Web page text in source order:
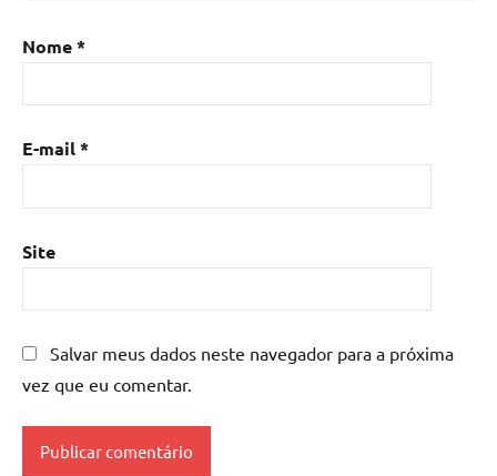
Nome*
E-mail*
Site
Salvar meus dados neste navegador para a próxima
vez que eu comentar.